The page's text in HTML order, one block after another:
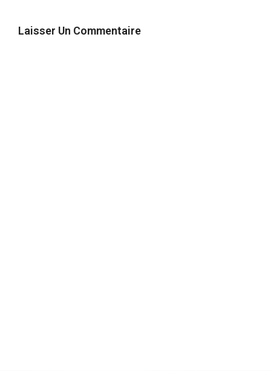
Laisser Un Commentaire